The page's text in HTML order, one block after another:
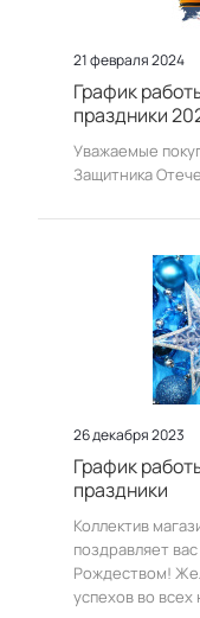
21 февраля 2024
График
праздники
Уважаемые
Защитника
26 декабря 2023
График
праздники
Коллектив
поздравляет
Рождеством!
успехов во всех